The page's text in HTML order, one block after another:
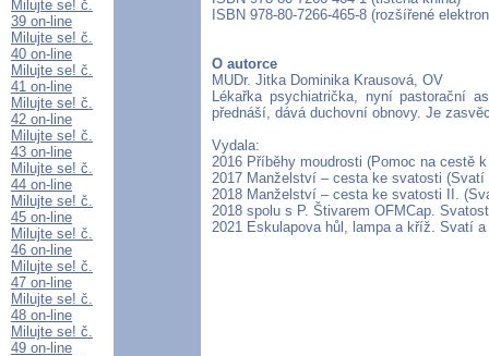
Milujte se! č.
39 on-line
Milujte se! č.
40 on-line
Milujte se! č.
41 on-line
Milujte se! č.
42 on-line
Milujte se! č.
43 on-line
Milujte se! č.
44 on-line
Milujte se! č.
45 on-line
Milujte se! č.
46 on-line
Milujte se! č.
47 on-line
Milujte se! č.
48 on-line
Milujte se! č.
49 on-line
ISBN 978-80-7266-465-8 (rozšířené
O autorce
MUDr. Jitka Dominika Krausová, OV
Lékařka psychiatrička, nyní pastorační
přednáší, dává duchovní obnovy. Je
Vydala:
2016 Příběhy moudrosti (Pomoc na cestě
2017 Manželství – cesta ke svatosti
2018 Manželství – cesta ke svatosti II.
2018 spolu s P. Štivarem OFMCap.
2021 Eskulapova hůl, lampa a kříž. Svatí